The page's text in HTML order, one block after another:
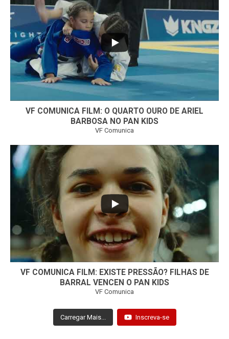
...
VF COMUNICA FILM: O QUARTO OURO DE ARIEL
BARBOSA NO PAN KIDS
VF Comunica
...
32
VF COMUNICA FILM: EXISTE PRESSÃO? FILHAS DE
BARRAL VENCEN O PAN KIDS
VF Comunica
Carregar Mais... Inscreva-se